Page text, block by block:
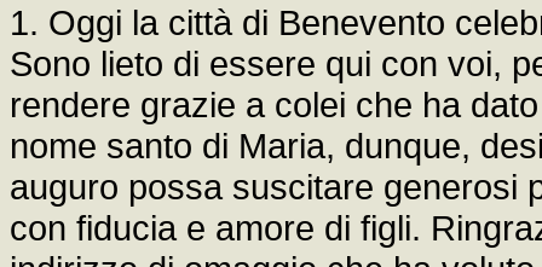
1. Oggi la città di Benevento
Sono lieto di essere qui con voi,
rendere grazie a colei che ha
nome santo di Maria, dunque,
auguro possa suscitare generosi
con fiducia e amore di figli.